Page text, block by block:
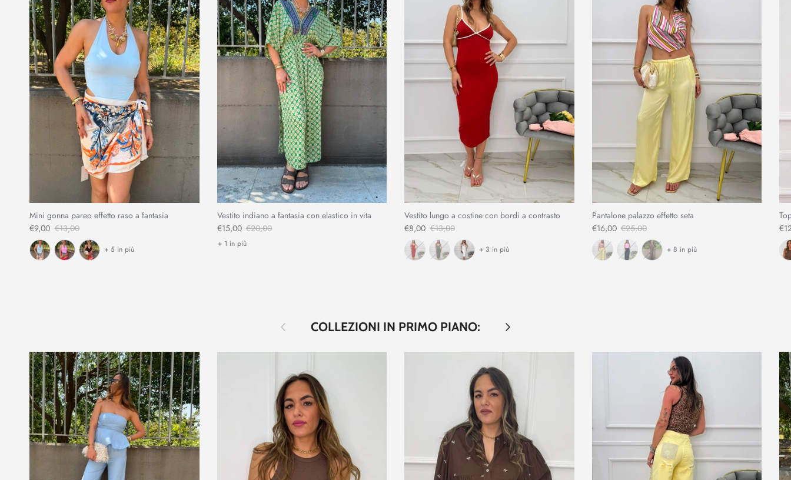
Mini gonna pareo effetto raso a fantasia
€9,00 €13,00
+ 5 in più
Vestito indiano a fantasia con elastico in vita
€15,00 €20,00
+ 1 in più
Vestito lungo a costine con bordi a contrasto
€8,00 €13,00
+ 3 in più
Pantalone palazzo effetto seta
€16,00 €25,00
+ 8 in più
Indietro COLLEZIONI IN PRIMO PIANO: Avanti